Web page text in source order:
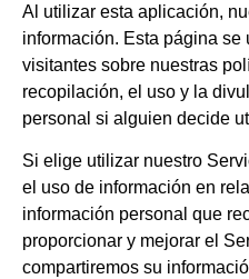
Al utilizar esta aplicación,
información. Esta página
visitantes sobre nuestras
recopilación, el uso y la
personal si alguien decide
Si elige utilizar nuestro
el uso de información en
información personal que
proporcionar y mejorar el
compartiremos su